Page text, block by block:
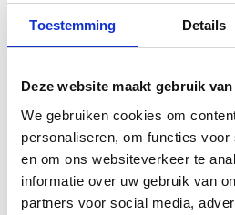
Toestemming Details
Deze website maakt gebruik
We gebruiken cookies om
personaliseren, om functies voor
en om ons websiteverkeer te
informatie over uw gebruik van
partners voor social media,
0,99
excl. BTW:€0,82